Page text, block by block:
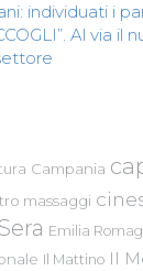
individuati i
Al via il
Campania
massaggi
Emilia
Il Mattino Il